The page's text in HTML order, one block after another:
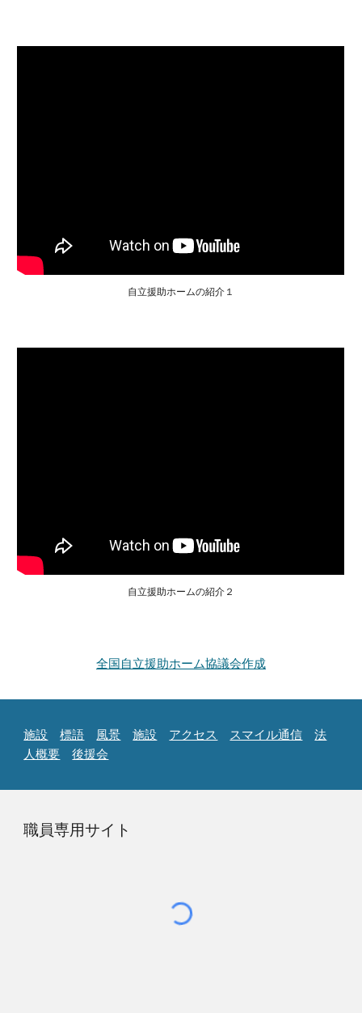
自立援助ホームの紹介１
自立援助ホームの紹介２
全国自立援助ホーム協議会作成
施設 標語 風景 施設 アクセス スマイル通信
法
人概要
後援会
職員専用サイト